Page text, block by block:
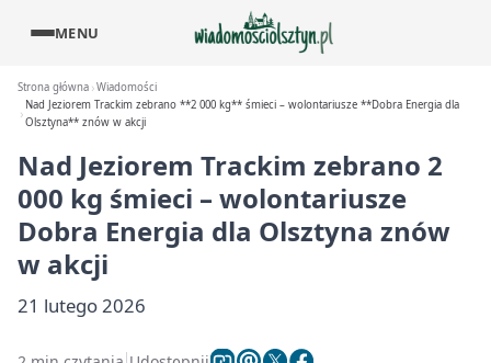
MENU
Strona główna Wiadomości
Nad Jeziorem Trackim zebrano **2 000 kg** śmieci – wolontariusze **Dobra Energia dla
Olsztyna** znów w akcji
Nad Jeziorem Trackim zebrano 2
000 kg śmieci – wolontariusze
Dobra Energia dla Olsztyna znów
w akcji
21 lutego 2026